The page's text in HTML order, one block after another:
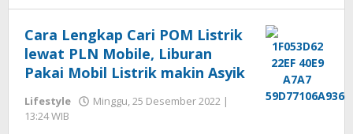
Cara Lengkap Cari POM Listrik
lewat PLN Mobile, Liburan
Pakai Mobil Listrik makin Asyik
Lifestyle
Minggu, 25 Desember 2022 |
13:24 WIB